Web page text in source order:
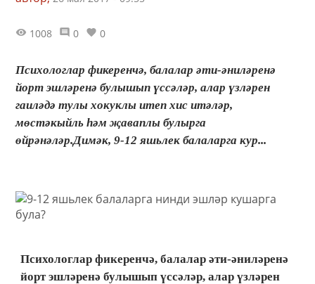
1008 0 0
Психологлар фикеренчә, балалар әти-әниләренә
йорт эшләренә булышып үссәләр, алар үзләрен
гаиләдә тулы хокуклы итеп хис итәләр,
мөстәкыйль һәм җаваплы булырга
өйрәнәләр.Димәк, 9-12 яшьлек балаларга кур...
Психологлар фикеренчә, балалар әти-әниләренә
йорт эшләренә булышып үссәләр, алар үзләрен